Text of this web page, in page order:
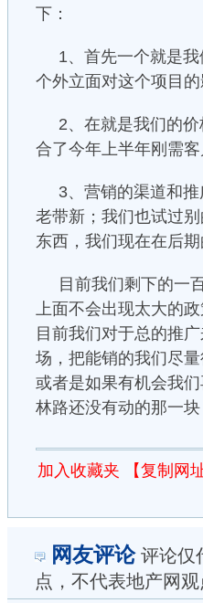
下：
1、首先一个就是
个外立面对这个项目的
2、在就是我们的
合了今年上半年刚需
3、营销的渠道和
老带新；我们也试过
东西，我们现在在后
目前我们剩下的一
上面不会出现太大的
目前我们对于总的推
场，把能销的我们尽
或者是如果有机会我
林路还没有动的那一块
加入收藏夹 【复制网
网友评论评论仅
点，不代表地产网观